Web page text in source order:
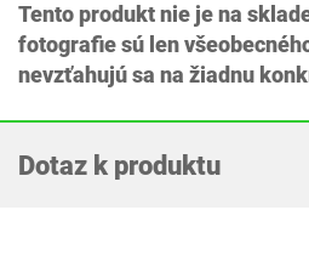
Tento produkt nie je na
fotografie sú len
nevzťahujú sa na žiadnu
Dotaz k produktu